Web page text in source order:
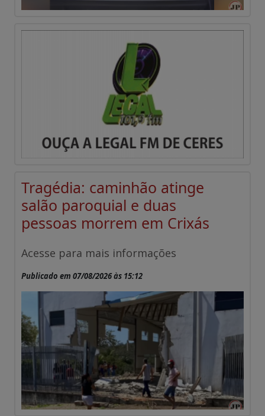
Tragédia: caminhão atinge
salão paroquial e duas
pessoas morrem em Crixás
Acesse para mais informações
Publicado em 07/08/2026 às 15:12